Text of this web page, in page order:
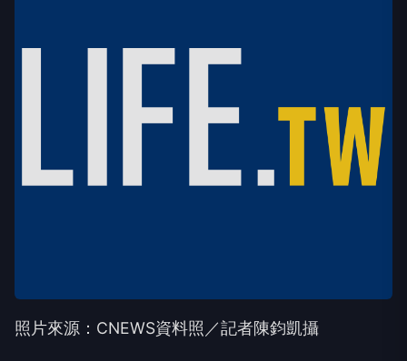
照片來源：CNEWS資料照／記者陳鈞凱攝